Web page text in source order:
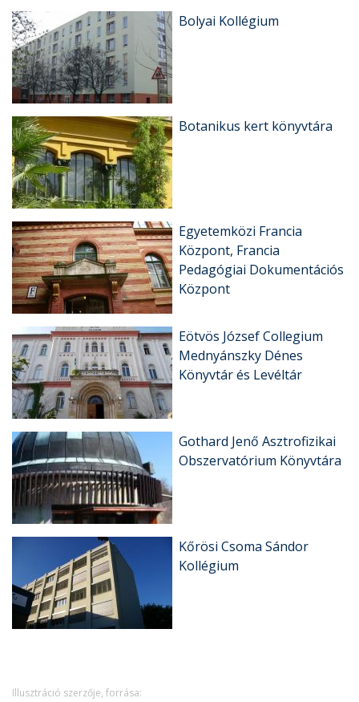
Bolyai Kollégium
Botanikus kert könyvtára
Egyetemközi Francia
Központ, Francia
Pedagógiai Dokumentációs
Központ
Eötvös József Collegium
Mednyánszky Dénes
Könyvtár és Levéltár
Gothard Jenő Asztrofizikai
Obszervatórium Könyvtára
Kőrösi Csoma Sándor
Kollégium
Illusztráció szerzője, forrása: